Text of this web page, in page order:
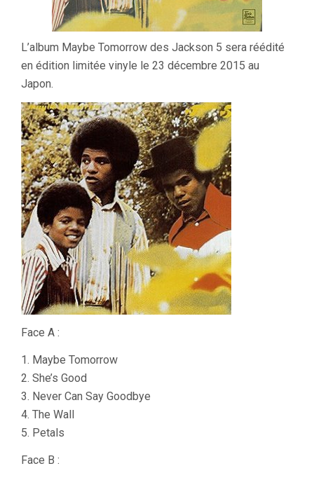
L’album Maybe Tomorrow des Jackson 5 sera réédité
en édition limitée vinyle le 23 décembre 2015 au
Japon.
Face A :
1. Maybe Tomorrow
2. She’s Good
3. Never Can Say Goodbye
4. The Wall
5. Petals
Face B :